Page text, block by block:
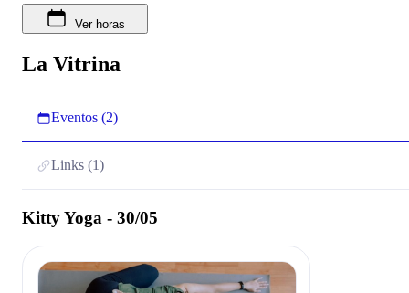
Ver horas
La Vitrina
Eventos (2)
Links (1)
Kitty Yoga - 30/05